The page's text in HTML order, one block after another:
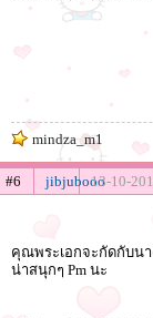
mindza_m1
#6 jibjubooo13-10-
คุณพระเอกจะกัดกับนา
น่าสนุกๆ Pm นะ